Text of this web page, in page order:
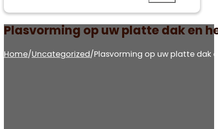
Plasvorming op uw platte dak en
Home/Uncategorized/Plasvorming op uw platte dak